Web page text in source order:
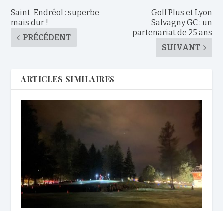
Saint-Endréol : superbe
mais dur !
PRÉCÉDENT
Golf Plus et Lyon
Salvagny GC : un
partenariat de 25 ans
SUIVANT
ARTICLES SIMILAIRES